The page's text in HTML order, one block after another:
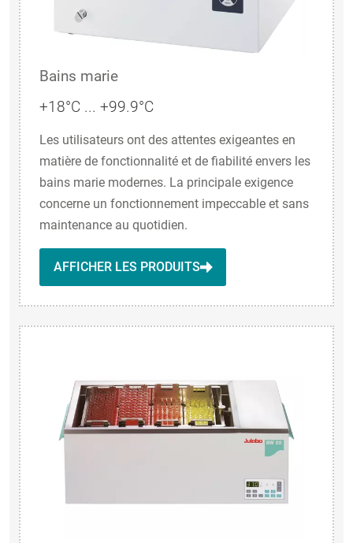
Bains marie
+18°C ... +99.9°C
Les utilisateurs ont des attentes exigeantes en
matière de fonctionnalité et de fiabilité envers les
bains marie modernes. La principale exigence
concerne un fonctionnement impeccable et sans
maintenance au quotidien.
AFFICHER LES PRODUITS